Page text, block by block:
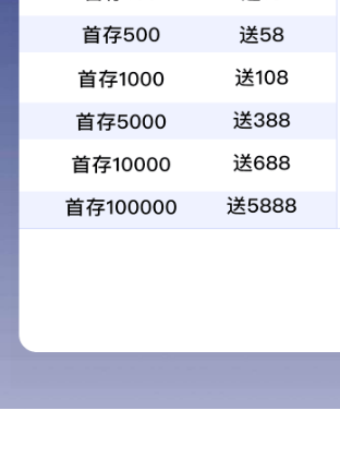
SS400
チップ放熱貼付システム